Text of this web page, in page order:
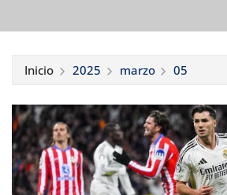
Inicio 2025 marzo 05